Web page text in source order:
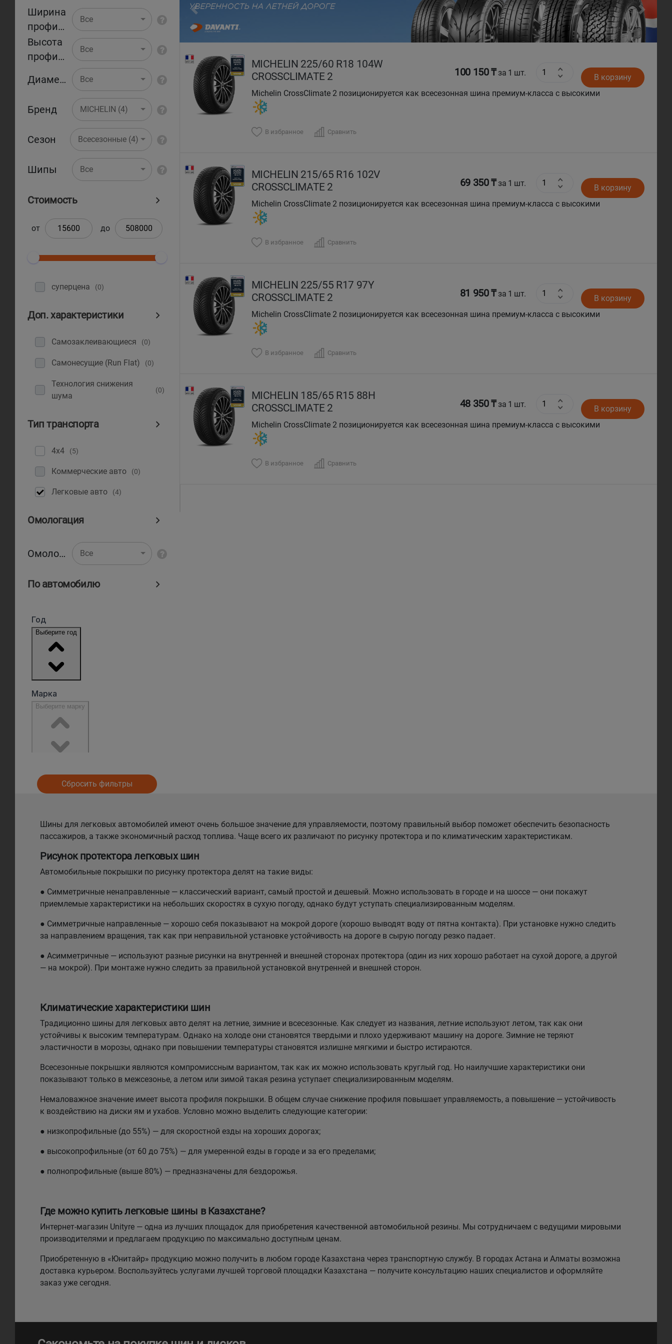
Ширина
профиля
Все
Высота
профиля
Все
Диаметр Все
Бренд MICHELIN (4)
Сезон Всесезонные (4)
Шипы Все
Стоимость
от до
суперцена (0)
Доп. характеристики
Самозаклеивающиеся (0)
Самонесущие (Run Flat) (0)
Технология снижения
шума
(0)
Тип транспорта
4x4 (5)
Коммерческие авто (0)
Легковые авто (4)
Омологация
Омологация Все
По автомобилю
Сбросить фильтры
Next
MICHELIN 225/60 R18 104W
CROSSCLIMATE 2
100 150 ₸за 1 шт.
В корзину
Michelin CrossClimate 2 позиционируется как всесезонная шина премиум-класса c высокими
характеристиками.
В избранное Сравнить
MICHELIN 215/65 R16 102V
CROSSCLIMATE 2
69 350 ₸за 1 шт.
В корзину
Michelin CrossClimate 2 позиционируется как всесезонная шина премиум-класса c высокими
характеристиками.
В избранное Сравнить
MICHELIN 225/55 R17 97Y
CROSSCLIMATE 2
81 950 ₸за 1 шт.
В корзину
Michelin CrossClimate 2 позиционируется как всесезонная шина премиум-класса c высокими
характеристиками.
В избранное Сравнить
MICHELIN 185/65 R15 88H
CROSSCLIMATE 2
48 350 ₸за 1 шт.
В корзину
Michelin CrossClimate 2 позиционируется как всесезонная шина премиум-класса c высокими
характеристиками.
В избранное Сравнить
Шины для легковых автомобилей имеют очень большое значение для управляемости, поэтому правильный выбор поможет обеспечить безопасность
пассажиров, а также экономичный расход топлива. Чаще всего их различают по рисунку протектора и по климатическим характеристикам.
Рисунок протектора легковых шин
Автомобильные покрышки по рисунку протектора делят на такие виды:
● Симметричные ненаправленные — классический вариант, самый простой и дешевый. Можно использовать в городе и на шоссе — они покажут
приемлемые характеристики на небольших скоростях в сухую погоду, однако будут уступать специализированным моделям.
● Симметричные направленные — хорошо себя показывают на мокрой дороге (хорошо выводят воду от пятна контакта). При установке нужно следить
за направлением вращения, так как при неправильной установке устойчивость на дороге в сырую погоду резко падает.
● Асимметричные — используют разные рисунки на внутренней и внешней сторонах протектора (один из них хорошо работает на сухой дороге, а другой
— на мокрой). При монтаже нужно следить за правильной установкой внутренней и внешней сторон.
Климатические характеристики шин
Традиционно шины для легковых авто делят на летние, зимние и всесезонные. Как следует из названия, летние используют летом, так как они
устойчивы к высоким температурам. Однако на холоде они становятся твердыми и плохо удерживают машину на дороге. Зимние не теряют
эластичности в морозы, однако при повышении температуры становятся излишне мягкими и быстро истираются.
Всесезонные покрышки являются компромиссным вариантом, так как их можно использовать круглый год. Но наилучшие характеристики они
показывают только в межсезонье, а летом или зимой такая резина уступает специализированным моделям.
Немаловажное значение имеет высота профиля покрышки. В общем случае снижение профиля повышает управляемость, а повышение — устойчивость
к воздействию на диски ям и ухабов. Условно можно выделить следующие категории:
● низкопрофильные (до 55%) — для скоростной езды на хороших дорогах;
● высокопрофильные (от 60 до 75%) — для умеренной езды в городе и за его пределами;
● полнопрофильные (выше 80%) — предназначены для бездорожья.
Где можно купить легковые шины в Казахстане?
Интернет-магазин Unityre — одна из лучших площадок для приобретения качественной автомобильной резины. Мы сотрудничаем с ведущими мировыми
производителями и предлагаем продукцию по максимально доступным ценам.
Приобретенную в «Юнитайр» продукцию можно получить в любом городе Казахстана через транспортную службу. В городах Астана и Алматы возможна
доставка курьером. Воспользуйтесь услугами лучшей торговой площадки Казахстана — получите консультацию наших специалистов и оформляйте
заказ уже сегодня.